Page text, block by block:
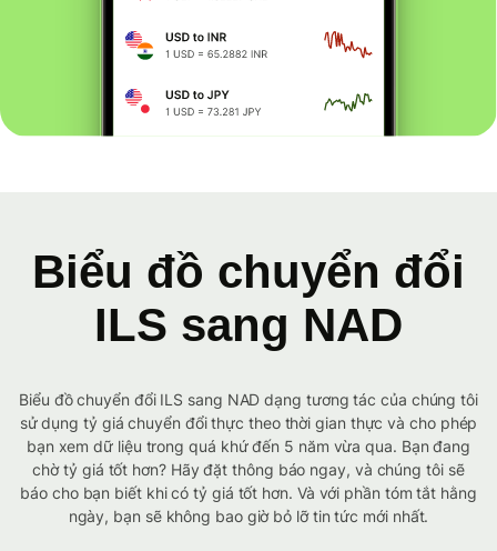
Biểu đồ chuyển đổi
ILS sang NAD
Biểu đồ chuyển đổi ILS sang NAD dạng tương tác của chúng tôi
sử dụng tỷ giá chuyển đổi thực theo thời gian thực và cho phép
bạn xem dữ liệu trong quá khứ đến 5 năm vừa qua. Bạn đang
chờ tỷ giá tốt hơn? Hãy đặt thông báo ngay, và chúng tôi sẽ
báo cho bạn biết khi có tỷ giá tốt hơn. Và với phần tóm tắt hằng
ngày, bạn sẽ không bao giờ bỏ lỡ tin tức mới nhất.